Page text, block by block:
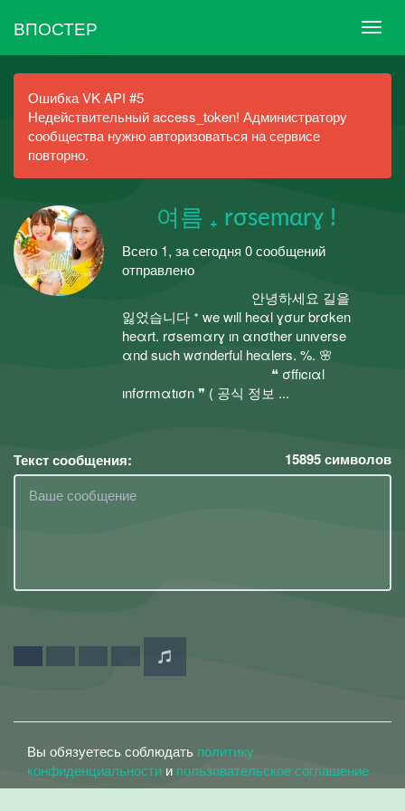
ВПОСТЕР
Ошибка VK API #5
Недействительный access_token! Администратору
сообщества нужно авторизоваться на сервисе
повторно.
⠀⠀여름 ₊ rσsemαrɣ !
Всего 1, за сегодня 0 сообщений
отправлено
⠀⠀⠀⠀⠀⠀⠀⠀⠀⠀⠀⠀⠀안녕하세요 길을
잃었습니다 ᕀ we wıll heαl ɣσur brσken
heαrt. rσsemαrɣ ın αnσther unıverse
αnd such wσnderful heαlers. %. 🌸
⠀⠀⠀⠀⠀⠀⠀⠀⠀⠀⠀⠀⠀⠀⠀❝ σffıcıαl
ınfσrmαtıσn ❞ ( 공식 정보 ...
Текст сообщения: 15895символов
Вы обязуетесь соблюдать политику
конфиденциальности и пользовательское соглашение